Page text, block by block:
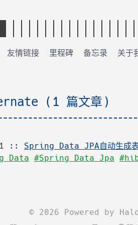
友情链接 里程碑 备忘录 关于
(1 篇文章)
:: Spring Data JPA自动生成
Data #Spring Data Jpa
© 2026 Powered by